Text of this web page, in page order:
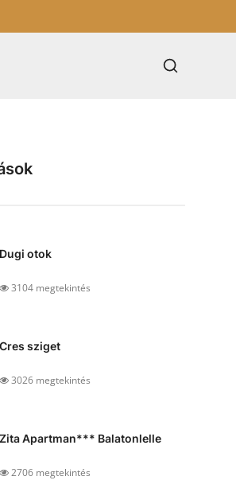
Dugi otok
3104 megtekintés
Cres sziget
3026 megtekintés
Zita Apartman*** Balatonlelle
2706 megtekintés